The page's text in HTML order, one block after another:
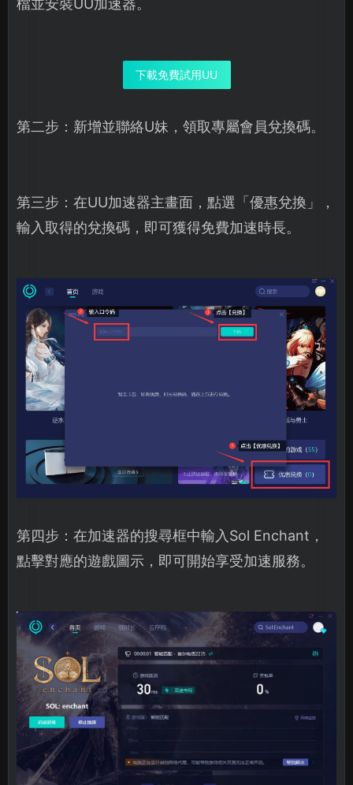
檔並安裝UU加速器。
下載免費試用UU
第二步：新增並聯絡U妹，領取專屬會員兌換碼。
第三步：在UU加速器主畫面，點選「優惠兌換」，
輸入取得的兌換碼，即可獲得免費加速時長。
第四步：在加速器的搜尋框中輸入Sol Enchant，
點擊對應的遊戲圖示，即可開始享受加速服務。